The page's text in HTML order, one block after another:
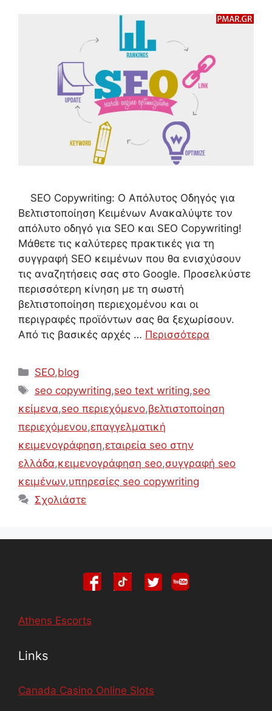
SEO Copywriting: Ο Απόλυτος Οδηγός για
Βελτιστοποίηση Κειμένων Ανακαλύψτε τον
απόλυτο οδηγό για SEO και SEO Copywriting!
Μάθετε τις καλύτερες πρακτικές για τη
συγγραφή SEO κειμένων που θα ενισχύσουν
τις αναζητήσεις σας στο Google. Προσελκύστε
περισσότερη κίνηση με τη σωστή
βελτιστοποίηση περιεχομένου και οι
περιγραφές προϊόντων σας θα ξεχωρίσουν.
Από τις βασικές αρχές … Περισσότερα
Κατηγορίες
SEO,blog
Ετικέτες
seo copywriting,seo text writing,seo
κείμενα,seo περιεχόμενο,βελτιστοποίηση
περιεχόμενου,επαγγελματική
κειμενογράφηση,εταιρεία seo στην
ελλάδα,κειμενογράφηση seo,συγγραφή seo
κειμένων,υπηρεσίες seo copywriting
Σχολιάστε
Athens Escorts
Links
Canada Casino Online Slots